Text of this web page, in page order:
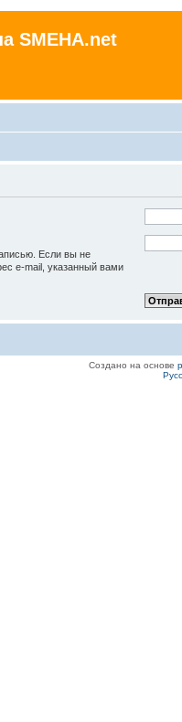
SMEHA.net
Если вы не
e-mail, указанный вами
Создано на основе